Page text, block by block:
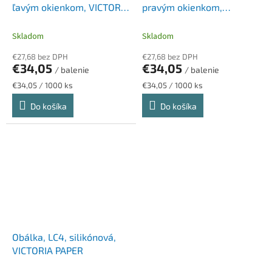
ľavým okienkom, VICTORIA
Skladom
€27,68 bez DPH
€34,05 / balenie
Jednotková
cena:
€34,05 / 1000 ks
Do košíka
pravým okienkom,
Skladom
€27,68 bez DPH
€34,05 / balenie
Jednotková
cena:
€34,05 / 1000 ks
Do košíka
Obálka, LC4, silikónová,
VICTORIA PAPER